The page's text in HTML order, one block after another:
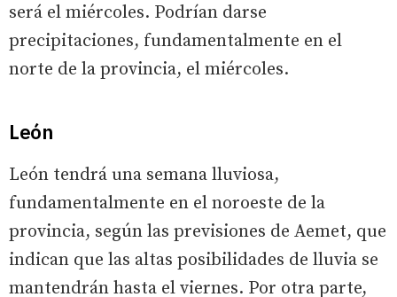
será el miércoles. Podrían darse
precipitaciones, fundamentalmente en el
norte de la provincia, el miércoles.
León
León tendrá una semana lluviosa,
fundamentalmente en el noroeste de la
provincia, según las previsiones de Aemet, que
indican que las altas posibilidades de lluvia se
mantendrán hasta el viernes. Por otra parte,